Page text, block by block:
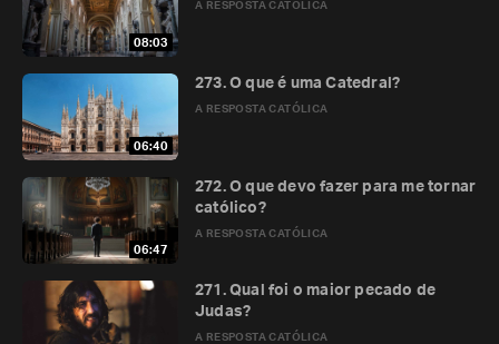
08:03
A RESPOSTA CATÓLICA
06:40
A RESPOSTA CATÓLICA
273. O que é uma Catedral?
06:47
A RESPOSTA CATÓLICA
272. O que devo fazer para me tornar
católico?
A RESPOSTA CATÓLICA
271. Qual foi o maior pecado de
Judas?